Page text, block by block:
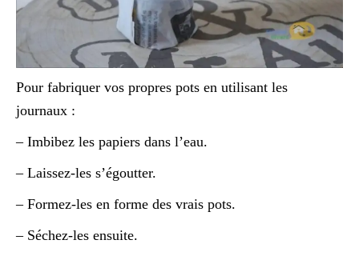
Pour fabriquer vos propres pots en utilisant les
journaux :
– Imbibez les papiers dans l’eau.
– Laissez-les s’égoutter.
– Formez-les en forme des vrais pots.
– Séchez-les ensuite.